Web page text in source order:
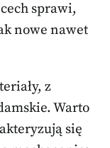
sprawi,
nowe nawet
z
Warto
się